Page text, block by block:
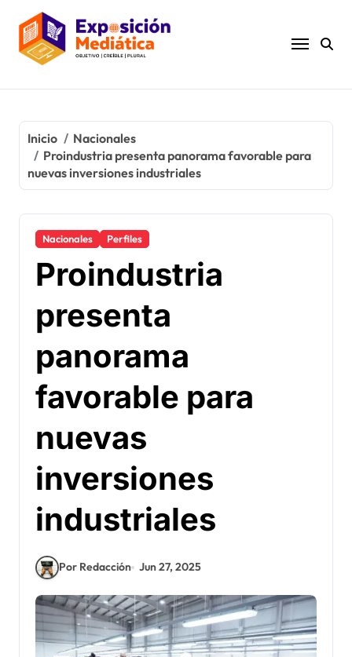
contenido
Inicio
Nacionales
Proindustria presenta panorama favorable para
nuevas inversiones industriales
Nacionales Perfiles
Proindustria
presenta
panorama
favorable para
nuevas
inversiones
industriales
Por Redacción Jun 27, 2025